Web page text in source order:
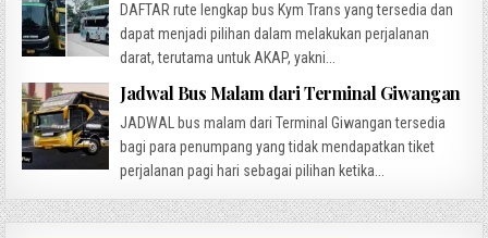
DAFTAR rute lengkap bus Kym Trans yang tersedia dan
dapat menjadi pilihan dalam melakukan perjalanan
darat, terutama untuk AKAP, yakni...
Jadwal Bus Malam dari Terminal Giwangan
JADWAL bus malam dari Terminal Giwangan tersedia
bagi para penumpang yang tidak mendapatkan tiket
perjalanan pagi hari sebagai pilihan ketika...